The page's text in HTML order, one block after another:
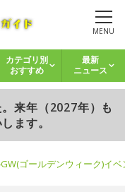
MENU
カテゴリ別
おすすめ
最新
ニュース
来年（2027年）も
ます。
ゴールデンウィーク)イ